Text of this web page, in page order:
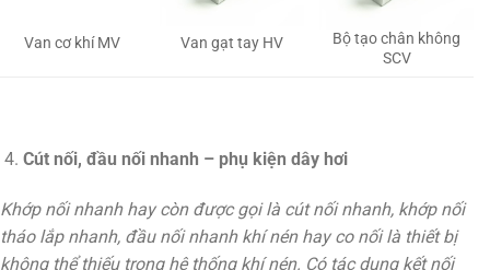
Van cơ khí MV Van gạt tay HV
Bộ tạo chân không
SCV
Cút nối, đầu nối nhanh – phụ kiện dây hơi
Khớp nối nhanh hay còn được gọi là cút nối nhanh, khớp nối
tháo lắp nhanh, đầu nối nhanh khí nén hay co nối là thiết bị
không thể thiếu trong hệ thống khí nén. Có tác dụng kết nối